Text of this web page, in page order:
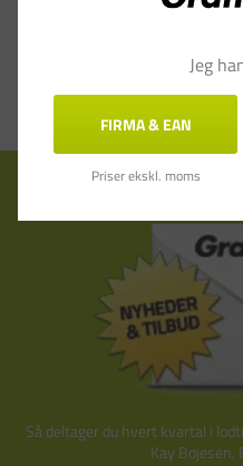
Tilmeld
Så deltager du hvert kvartal i
Kay Bojesen,
Jeg
FIRMA & EAN
Priser ekskl. moms